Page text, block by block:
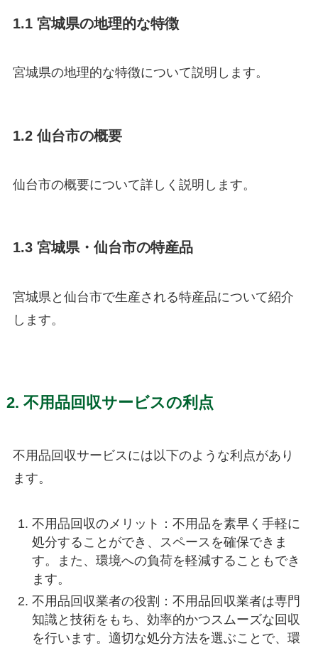
1.1 宮城県の地理的な特徴
宮城県の地理的な特徴について説明します。
1.2 仙台市の概要
仙台市の概要について詳しく説明します。
1.3 宮城県・仙台市の特産品
宮城県と仙台市で生産される特産品について紹介
します。
2. 不用品回収サービスの利点
不用品回収サービスには以下のような利点があり
ます。
不用品回収のメリット：不用品を素早く手軽に
処分することができ、スペースを確保できま
す。また、環境への負荷を軽減することもでき
ます。
不用品回収業者の役割：不用品回収業者は専門
知識と技術をもち、効率的かつスムーズな回収
を行います。適切な処分方法を選ぶことで、環